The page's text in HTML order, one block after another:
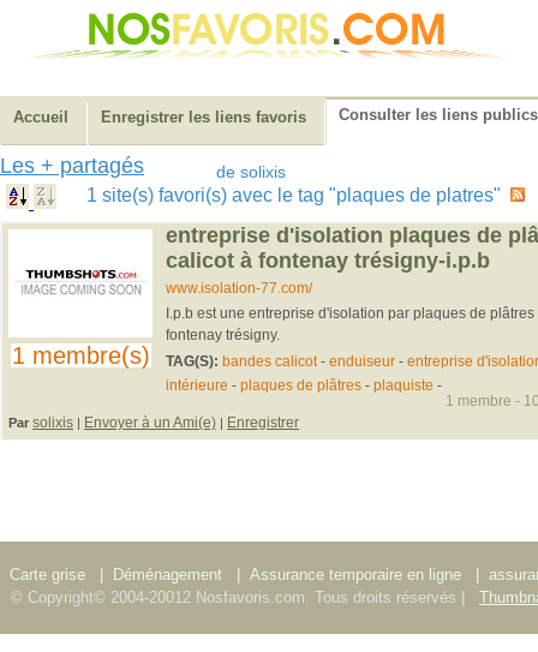
Accueil Enregistrer les liens favoris Consulter les liens publics
Les + partagés de solixis
1 site(s) favori(s) avec le tag "plaques de platres"
1 membre(s)
entreprise d'isolation plaques de
calicot à fontenay trésigny-i.p.b
www.isolation-77.com/
I.p.b est une entreprise d'isolation par plaques de
fontenay trésigny.
TAG(S): bandes calicot- enduiseur- entreprise
intérieure - plaques de plâtres- plaquiste -
Par solixis | Envoyer à un Ami(e) | Enregistrer
1 membre -
Carte grise Déménagement Assurance temporaire en ligne
© Copyright© 2004-20012 Nosfavoris.com. Tous droits réservés |